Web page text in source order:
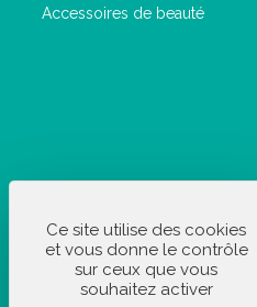
Accessoires de beauté
Ce site utilise des cookies
et vous donne le contrôle
sur ceux que vous
souhaitez activer